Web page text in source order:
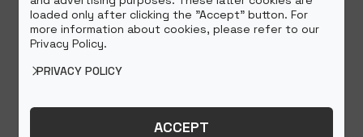
loaded only after clicking the "Accept" button. For
more information about cookies, please refer to our
Privacy Policy.
PRIVACY POLICY
ACCEPT